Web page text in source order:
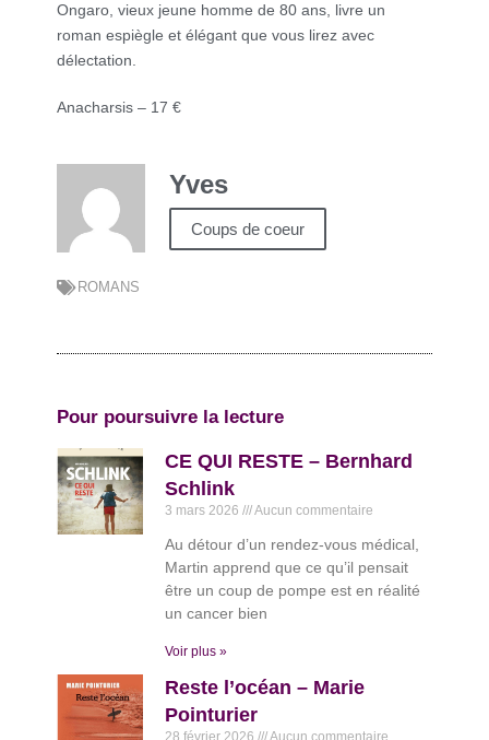
Ongaro, vieux jeune homme de 80 ans, livre un
roman espiègle et élégant que vous lirez avec
délectation.
Anacharsis – 17 €
Yves
Coups de coeur
ROMANS
Pour poursuivre la lecture
CE QUI RESTE – Bernhard
Schlink
3 mars 2026 Aucun commentaire
Au détour d’un rendez-vous médical,
Martin apprend que ce qu’il pensait
être un coup de pompe est en réalité
un cancer bien
Voir plus »
Reste l’océan – Marie
Pointurier